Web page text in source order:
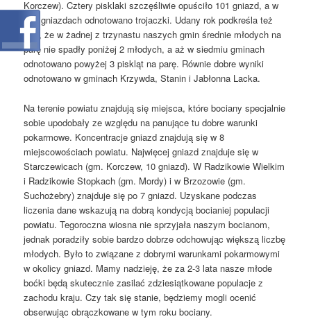
Korczew). Cztery pisklaki szczęśliwie opuściło 101 gniazd, a w
152 gniazdach odnotowano trojaczki. Udany rok podkreśla też
fakt, że w żadnej z trzynastu naszych gmin średnie młodych na
parę nie spadły poniżej 2 młodych, a aż w siedmiu gminach
odnotowano powyżej 3 piskląt na parę. Równie dobre wyniki
odnotowano w gminach Krzywda, Stanin i Jabłonna Lacka.
Na terenie powiatu znajdują się miejsca, które bociany specjalnie
sobie upodobały ze względu na panujące tu dobre warunki
pokarmowe. Koncentracje gniazd znajdują się w 8
miejscowościach powiatu. Najwięcej gniazd znajduje się w
Starczewicach (gm. Korczew, 10 gniazd). W Radzikowie Wielkim
i Radzikowie Stopkach (gm. Mordy) i w Brzozowie (gm.
Suchożebry) znajduje się po 7 gniazd. Uzyskane podczas
liczenia dane wskazują na dobrą kondycją bocianiej populacji
powiatu. Tegoroczna wiosna nie sprzyjała naszym bocianom,
jednak poradziły sobie bardzo dobrze odchowując większą liczbę
młodych. Było to związane z dobrymi warunkami pokarmowymi
w okolicy gniazd. Mamy nadzieję, że za 2-3 lata nasze młode
boćki będą skutecznie zasilać zdziesiątkowane populacje z
zachodu kraju. Czy tak się stanie, będziemy mogli ocenić
obserwując obrączkowane w tym roku bociany.